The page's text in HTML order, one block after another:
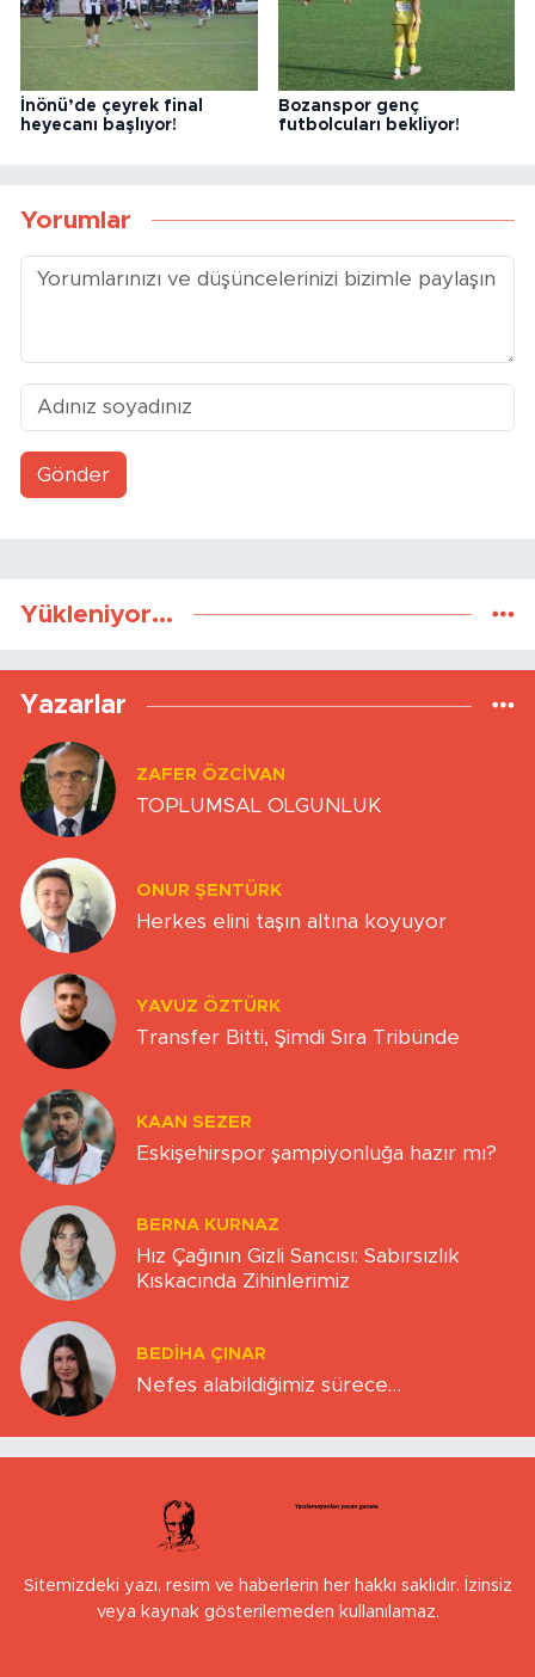
İnönü’de çeyrek final
heyecanı başlıyor!
Bozanspor genç
futbolcuları bekliyor!
Yorumlar
Gönder
Yükleniyor...
Yazarlar
ZAFER ÖZCIVAN
TOPLUMSAL OLGUNLUK
ONUR ŞENTÜRK
Herkes elini taşın altına koyuyor
YAVUZ ÖZTÜRK
Transfer Bitti, Şimdi Sıra Tribünde
KAAN SEZER
Eskişehirspor şampiyonluğa hazır mı?
BERNA KURNAZ
Hız Çağının Gizli Sancısı: Sabırsızlık
Kıskacında Zihinlerimiz
BEDIHA ÇINAR
Nefes alabildiğimiz sürece…
Sitemizdeki yazı, resim ve haberlerin her hakkı saklıdır. İzinsiz
veya kaynak gösterilemeden kullanılamaz.